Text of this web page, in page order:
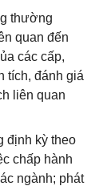
thường
quan đến
các cấp,
tích, đánh giá
liên quan
định kỳ theo
chấp hành
ngành; phát